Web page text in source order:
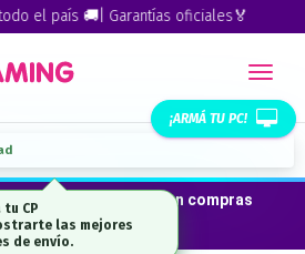
el país 🚚| Garantías oficiales🏅
¡ARMÁ TU PC!
CABA · GBA ·La Plata en compras
$300.000*
CP
las mejores
de envío.